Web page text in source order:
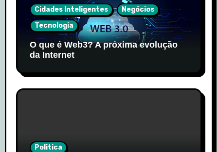
Cidades Inteligentes
Negócios
Tecnologia
O que é Web3? A próxima evolução
da Internet
Politica